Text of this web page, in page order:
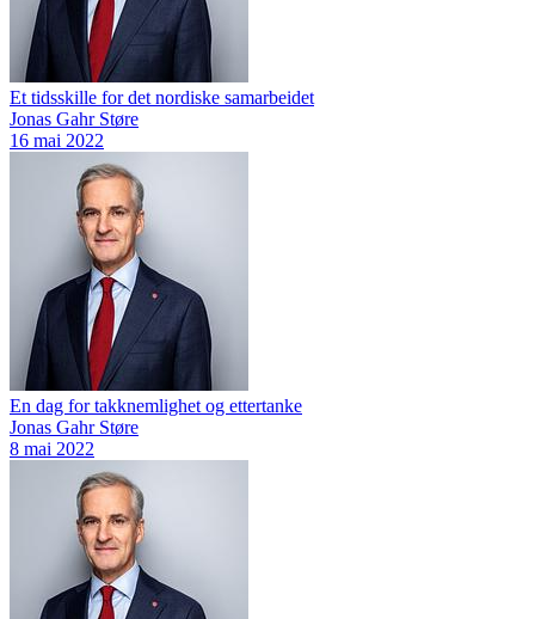
Et tidsskille for det nordiske samarbeidet
Jonas Gahr Støre
16 mai 2022
En dag for takknemlighet og ettertanke
Jonas Gahr Støre
8 mai 2022